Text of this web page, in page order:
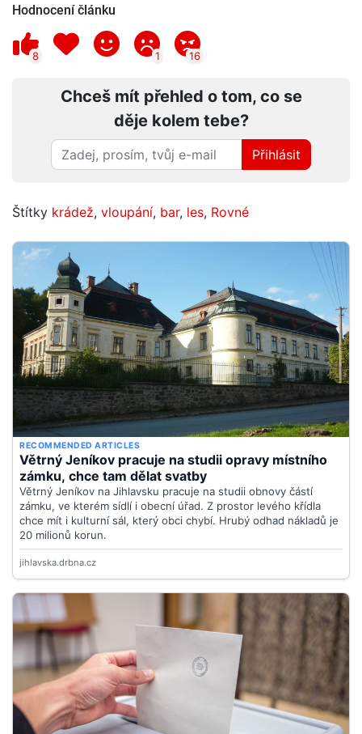
Hodnocení článku
8 1 16
Chceš mít přehled o tom, co se
děje kolem tebe?
Přihlásit
Štítky krádež, vloupání, bar, les, Rovné